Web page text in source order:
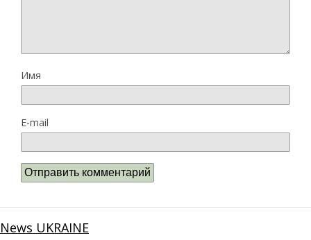
Имя
E-mail
News UKRAINE